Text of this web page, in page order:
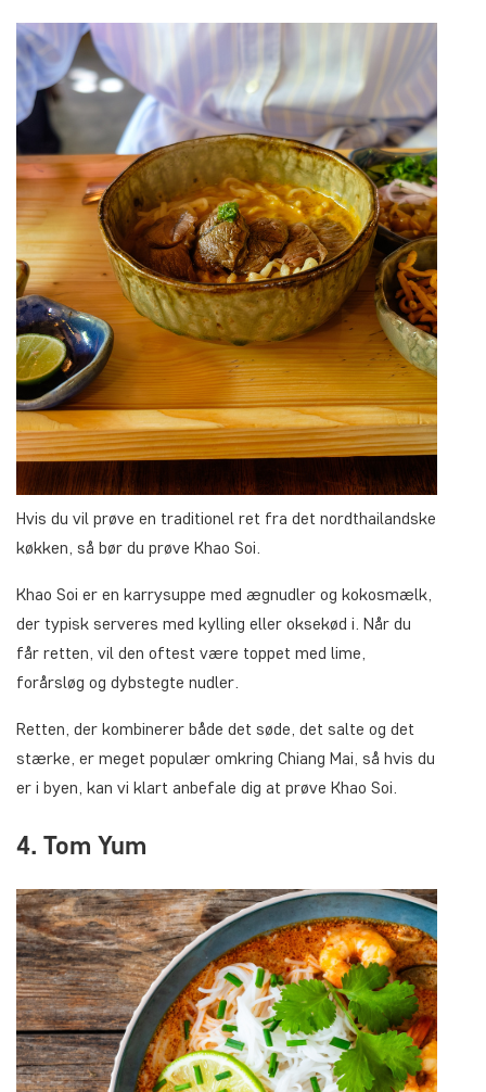
Hvis du vil prøve en traditionel ret fra det nordthailandske
køkken, så bør du prøve Khao Soi.
Khao Soi er en karrysuppe med ægnudler og kokosmælk,
der typisk serveres med kylling eller oksekød i. Når du
får retten, vil den oftest være toppet med lime,
forårsløg og dybstegte nudler.
Retten, der kombinerer både det søde, det salte og det
stærke, er meget populær omkring Chiang Mai, så hvis du
er i byen, kan vi klart anbefale dig at prøve Khao Soi.
4. Tom Yum